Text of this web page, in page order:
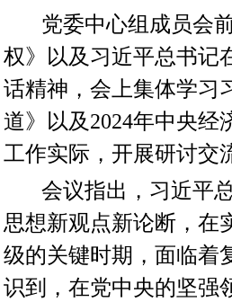
党委中心组成员会
权》以及习近平总书记
话精神，会上集体学习
道》以及2024年中央经
工作实际，开展研讨交
会议指出，习近平
思想新观点新论断，在
级的关键时期，面临着
识到，在党中央的坚强